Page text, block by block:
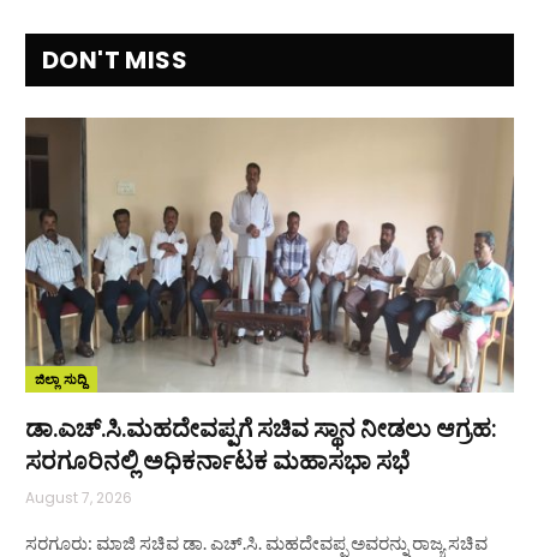
DON'T MISS
ಜಿಲ್ಲಾ ಸುದ್ದಿ
ಡಾ.ಎಚ್.ಸಿ.ಮಹದೇವಪ್ಪಗೆ ಸಚಿವ ಸ್ಥಾನ ನೀಡಲು ಆಗ್ರಹ:
ಸರಗೂರಿನಲ್ಲಿ ಅಧಿಕರ್ನಾಟಕ ಮಹಾಸಭಾ ಸಭೆ
August 7, 2026
ಸರಗೂರು: ಮಾಜಿ ಸಚಿವ ಡಾ. ಎಚ್.ಸಿ. ಮಹದೇವಪ್ಪ ಅವರನ್ನು ರಾಜ್ಯ ಸಚಿವ